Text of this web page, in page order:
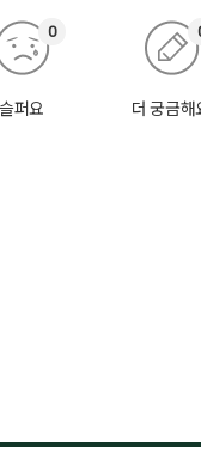
슬퍼요
0
더 궁금해